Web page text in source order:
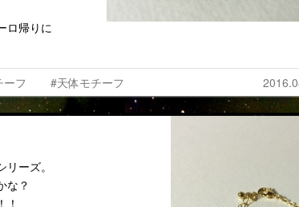
ロ帰りに
フ #天体モチーフ
ーズ。
な？